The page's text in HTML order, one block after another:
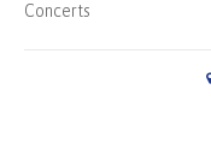
Concerts